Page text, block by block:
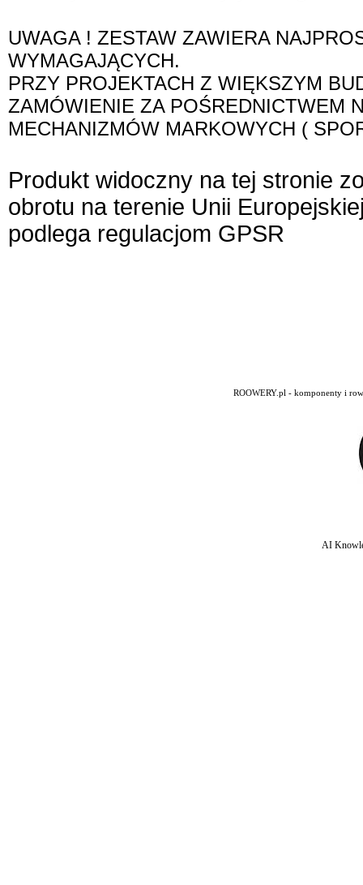
UWAGA ! ZESTAW ZAWIERA
WYMAGAJĄCYCH.
PRZY PROJEKTACH Z WIĘKSZYM
ZAMÓWIENIE ZA POŚREDNICTWEM
MECHANIZMÓW MARKOWYCH (
Produkt widoczny na tej stronie
obrotu na terenie Unii
podlega regulacjom GPSR
ROOWERY.pl - komponenty i
AI